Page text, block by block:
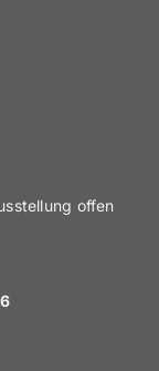
offen